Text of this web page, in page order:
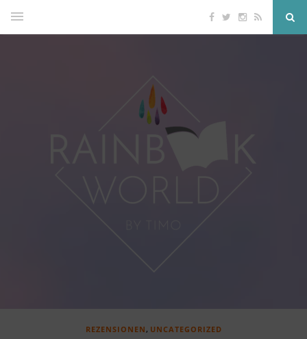
REZENSIONEN , UNCATEGORIZED